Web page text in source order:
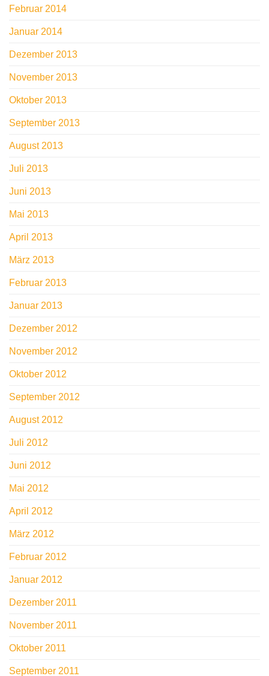
Februar 2014
Januar 2014
Dezember 2013
November 2013
Oktober 2013
September 2013
August 2013
Juli 2013
Juni 2013
Mai 2013
April 2013
März 2013
Februar 2013
Januar 2013
Dezember 2012
November 2012
Oktober 2012
September 2012
August 2012
Juli 2012
Juni 2012
Mai 2012
April 2012
März 2012
Februar 2012
Januar 2012
Dezember 2011
November 2011
Oktober 2011
September 2011